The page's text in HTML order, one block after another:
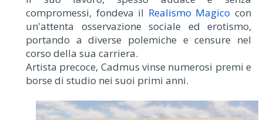
compromessi, fondeva il Realismo Magico con
un'attenta osservazione sociale ed erotismo,
portando a diverse polemiche e censure nel
corso della sua carriera.
Artista precoce, Cadmus vinse numerosi premi e
borse di studio nei suoi primi anni.